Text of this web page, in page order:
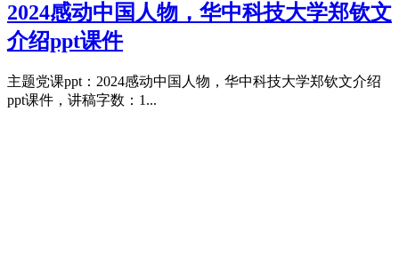
2024感动中国人物，华中科技大学郑钦文
介绍ppt课件
主题党课ppt：2024感动中国人物，华中科技大学郑钦文介绍
ppt课件，讲稿字数：1...